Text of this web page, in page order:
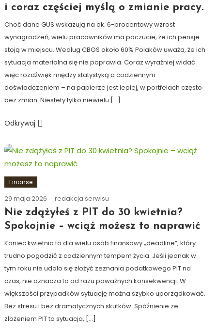
i coraz częściej myślą o zmianie pracy.
Choć dane GUS wskazują na ok. 6-procentowy wzrost
wynagrodzeń, wielu pracowników ma poczucie, że ich pensje
stoją w miejscu. Według CBOS około 60% Polaków uważa, że ich
sytuacja materialna się nie poprawia. Coraz wyraźniej widać
więc rozdźwięk między statystyką a codziennym
doświadczeniem – na papierze jest lepiej, w portfelach często
bez zmian. Niestety tylko niewielu […]
Odkrywaj
Finanse
29 maja 2026 redakcja serwisu
Nie zdążyłeś z PIT do 30 kwietnia?
Spokojnie – wciąż możesz to naprawić
Koniec kwietnia to dla wielu osób finansowy „deadline”, który
trudno pogodzić z codziennym tempem życia. Jeśli jednak w
tym roku nie udało się złożyć zeznania podatkowego PIT na
czas, nie oznacza to od razu poważnych konsekwencji. W
większości przypadków sytuację można szybko uporządkować.
Bez stresu i bez dramatycznych skutków. Spóźnienie ze
złożeniem PIT to sytuacja, […]